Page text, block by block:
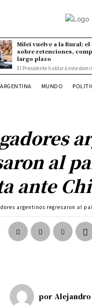
Milei vuelve a la Rural:
sobre retenciones,
largo plazo
El Presidente hablará este
ARGENTINA MUNDO
al
ante
argentinos regresaron al
por